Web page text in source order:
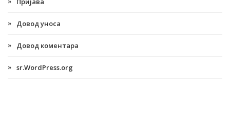
Довод уноса
Довод коментара
sr.WordPress.org